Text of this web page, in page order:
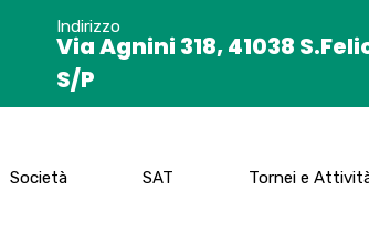
Indirizzo
Via Agnini 318, 41038
S/P
Società SAT Tornei e